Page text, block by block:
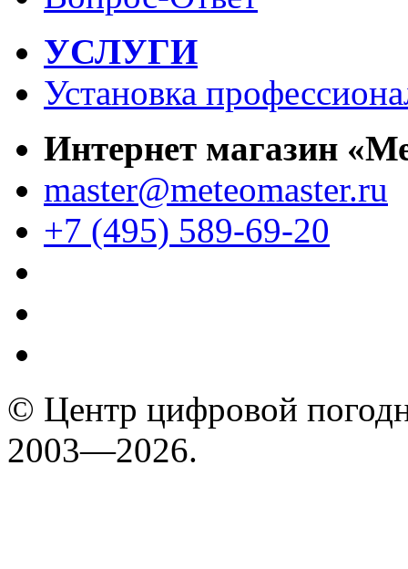
УСЛУГИ
Установка
Интернет магазин
master@meteomaster.ru
+7 (495) 589-69-20
© Центр цифровой
2003—2026.